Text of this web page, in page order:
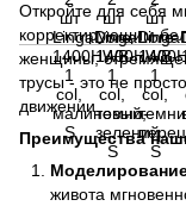
Откройте для себя
корректирующим
женщины,
трусы - это не
движении.
Преимущества
живота